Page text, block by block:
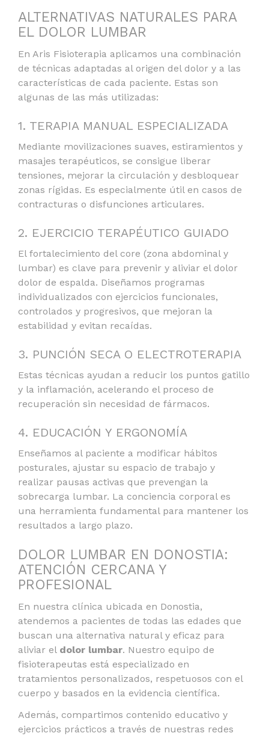
ALTERNATIVAS NATURALES PARA
EL DOLOR LUMBAR
En Aris Fisioterapia aplicamos una combinación
de técnicas adaptadas al origen del dolor y a las
características de cada paciente. Estas son
algunas de las más utilizadas:
1. TERAPIA MANUAL ESPECIALIZADA
Mediante movilizaciones suaves, estiramientos y
masajes terapéuticos, se consigue liberar
tensiones, mejorar la circulación y desbloquear
zonas rígidas. Es especialmente útil en casos de
contracturas o disfunciones articulares.
2. EJERCICIO TERAPÉUTICO GUIADO
El fortalecimiento del core (zona abdominal y
lumbar) es clave para prevenir y aliviar el dolor
dolor de espalda. Diseñamos programas
individualizados con ejercicios funcionales,
controlados y progresivos, que mejoran la
estabilidad y evitan recaídas.
3. PUNCIÓN SECA O ELECTROTERAPIA
Estas técnicas ayudan a reducir los puntos gatillo
y la inflamación, acelerando el proceso de
recuperación sin necesidad de fármacos.
4. EDUCACIÓN Y ERGONOMÍA
Enseñamos al paciente a modificar hábitos
posturales, ajustar su espacio de trabajo y
realizar pausas activas que prevengan la
sobrecarga lumbar. La conciencia corporal es
una herramienta fundamental para mantener los
resultados a largo plazo.
DOLOR LUMBAR EN DONOSTIA:
ATENCIÓN CERCANA Y
PROFESIONAL
En nuestra clínica ubicada en Donostia,
atendemos a pacientes de todas las edades que
buscan una alternativa natural y eficaz para
aliviar el dolor lumbar. Nuestro equipo de
fisioterapeutas está especializado en
tratamientos personalizados, respetuosos con el
cuerpo y basados en la evidencia científica.
Además, compartimos contenido educativo y
ejercicios prácticos a través de nuestras redes